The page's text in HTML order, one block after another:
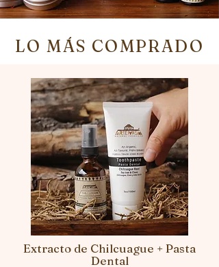
LO MÁS COMPRADO
Extracto de Chilcuague + Pasta
Dental